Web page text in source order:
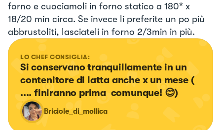
forno e cuociamoli in forno statico a 180* x
18/20 min circa. Se invece li preferite un po più
abbrustoliti, lasciateli in forno 2/3min in più.
LO CHEF CONSIGLIA:
Si conservano tranquillamente in un
contenitore di latta anche x un mese (
.... finiranno prima  comunque! 😊)
Briciole_di_mollica